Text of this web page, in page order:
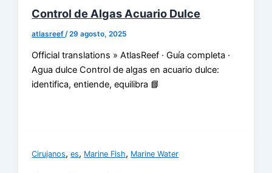
Control de Algas Acuario Dulce
atlasreef /29 agosto, 2025
Official translations » AtlasReef · Guía completa ·
Agua dulce Control de algas en acuario dulce:
identifica, entiende, equilibra 📘
Cirujanos,es, Marine Fish, Marine Water